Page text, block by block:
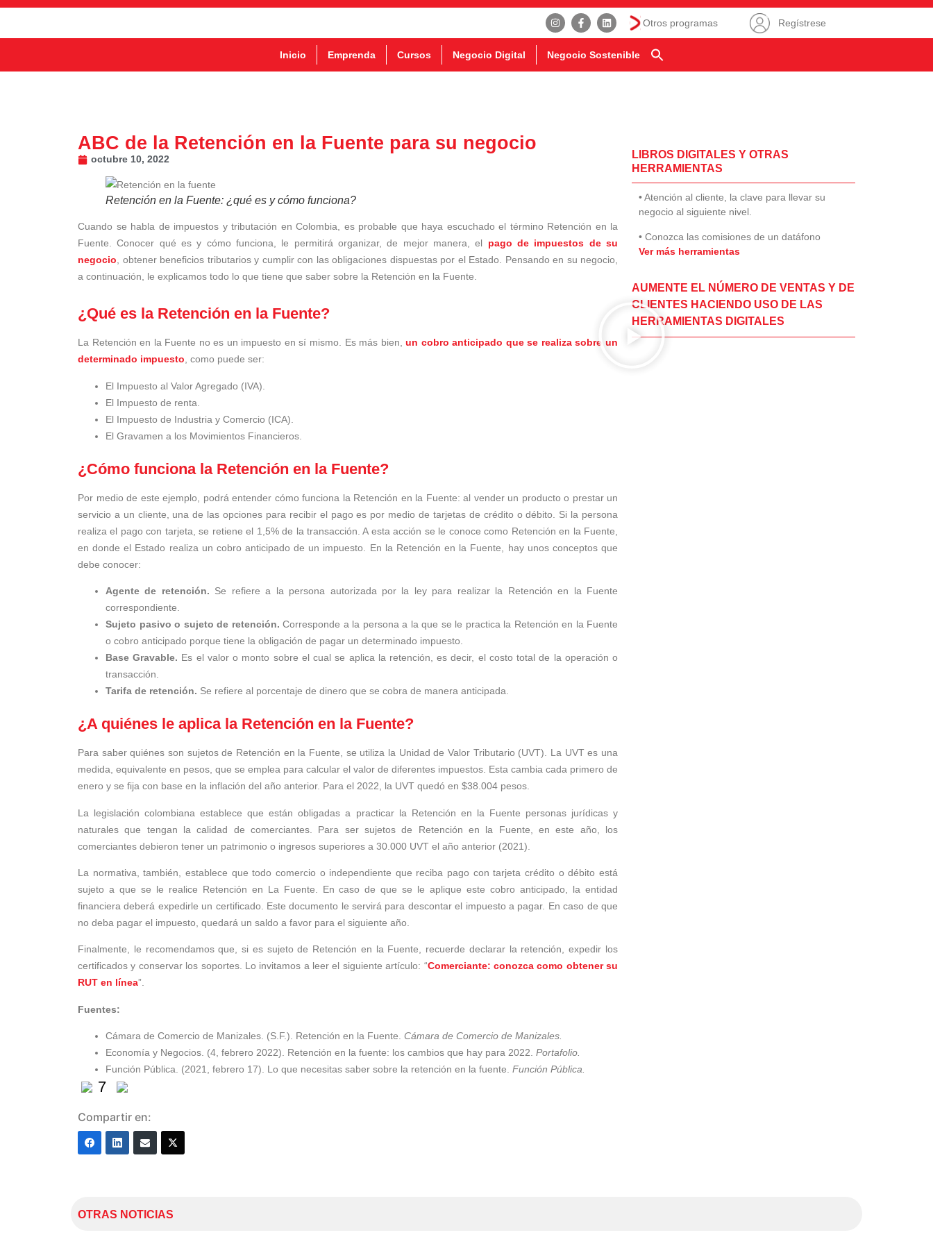
Otros programas Regístrese
Inicio Emprenda Cursos Negocio Digital Negocio Sostenible
ABC de la Retención en la Fuente para su negocio
octubre 10, 2022
Retención en la Fuente: ¿qué es y cómo funciona?
Cuando se habla de impuestos y tributación en Colombia, es probable que haya escuchado el término Retención en la
Fuente. Conocer qué es y cómo funciona, le permitirá organizar, de mejor manera, el pago de impuestos de su
negocio , obtener beneficios tributarios y cumplir con las obligaciones dispuestas por el Estado. Pensando en su negocio,
a continuación, le explicamos todo lo que tiene que saber sobre la Retención en la Fuente.
¿Qué es la Retención en la Fuente?
La Retención en la Fuente no es un impuesto en sí mismo. Es más bien,un cobro anticipado que se realiza sobre un
determinado impuesto, como puede ser:
El Impuesto al Valor Agregado (IVA).
El Impuesto de renta.
El Impuesto de Industria y Comercio (ICA).
El Gravamen a los Movimientos Financieros.
¿Cómo funciona la Retención en la Fuente?
Por medio de este ejemplo, podrá entender cómo funciona la Retención en la Fuente: al vender un producto o prestar un
servicio a un cliente, una de las opciones para recibir el pago es por medio de tarjetas de crédito o débito. Si la persona
realiza el pago con tarjeta, se retiene el 1,5% de la transacción. A esta acción se le conoce como Retención en la Fuente,
en donde el Estado realiza un cobro anticipado de un impuesto. En la Retención en la Fuente, hay unos conceptos que
debe conocer:
Agente de retención. Se refiere a la persona autorizada por la ley para realizar la Retención en la Fuente
correspondiente.
Sujeto pasivo o sujeto de retención. Corresponde a la persona a la que se le practica la Retención en la Fuente
o cobro anticipado porque tiene la obligación de pagar un determinado impuesto.
Base Gravable. Es el valor o monto sobre el cual se aplica la retención, es decir, el costo total de la operación o
transacción.
Tarifa de retención. Se refiere al porcentaje de dinero que se cobra de manera anticipada.
¿A quiénes le aplica la Retención en la Fuente?
Para saber quiénes son sujetos de Retención en la Fuente, se utiliza la Unidad de Valor Tributario (UVT). La UVT es una
medida, equivalente en pesos, que se emplea para calcular el valor de diferentes impuestos. Esta cambia cada primero de
enero y se fija con base en la inflación del año anterior. Para el 2022, la UVT quedó en $38.004 pesos.
La legislación colombiana establece que están obligadas a practicar la Retención en la Fuente personas jurídicas y
naturales que tengan la calidad de comerciantes. Para ser sujetos de Retención en la Fuente, en este año, los
comerciantes debieron tener un patrimonio o ingresos superiores a 30.000 UVT el año anterior (2021).
La normativa, también, establece que todo comercio o independiente que reciba pago con tarjeta crédito o débito está
sujeto a que se le realice Retención en La Fuente. En caso de que se le aplique este cobro anticipado, la entidad
financiera deberá expedirle un certificado. Este documento le servirá para descontar el impuesto a pagar. En caso de que
no deba pagar el impuesto, quedará un saldo a favor para el siguiente año.
Finalmente, le recomendamos que, si es sujeto de Retención en la Fuente, recuerde declarar la retención, expedir los
certificados y conservar los soportes. Lo invitamos a leer el siguiente artículo: “Comerciante: conozca como obtener su
RUT en línea”.
Fuentes:
Cámara de Comercio de Manizales. (S.F.). Retención en la Fuente. Cámara de Comercio de Manizales.
Economía y Negocios. (4, febrero 2022). Retención en la fuente: los cambios que hay para 2022. Portafolio.
Función Pública. (2021, febrero 17). Lo que necesitas saber sobre la retención en la fuente. Función Pública.
7
Compartir en:
LIBROS DIGITALES Y OTRAS
HERRAMIENTAS
• Atención al cliente, la clave para llevar su
negocio al siguiente nivel.
• Conozca las comisiones de un datáfono
Ver más herramientas
AUMENTE EL NÚMERO DE VENTAS Y DE
CLIENTES HACIENDO USO DE LAS
HERRAMIENTAS DIGITALES
OTRAS NOTICIAS